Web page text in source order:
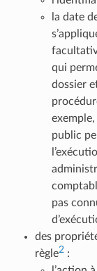
la date
qui
dossier
exemple,
public
pas
des
règle2: